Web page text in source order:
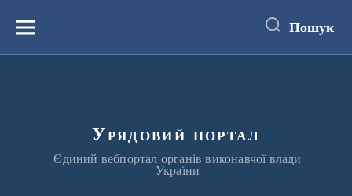
вмістуМеню Пошук
Урядовий портал
Єдиний вебпортал органів виконавчої влади
України